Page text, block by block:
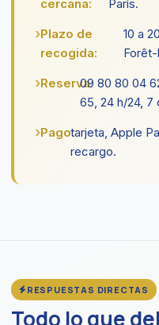
cercana:
París.
Plazo de
recogida:
10 a
Reserva:09 80 80 04
65, 24 h/24, 7
Pago:tarjeta, Apple
recargo.
RESPUESTAS DIRECTAS
Todo lo que